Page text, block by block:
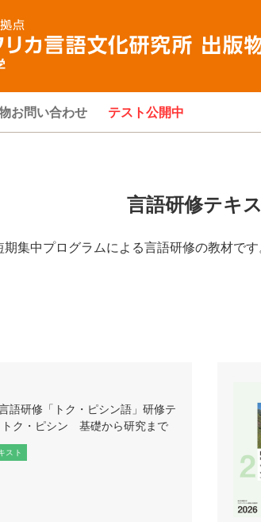
お問い合わせ テスト公開中
言語研修テキ
集中プログラムによる言語研修の教材で
語研修「トク・ピシン語」研修テ
ク・ピシン 基礎から研究まで
スト